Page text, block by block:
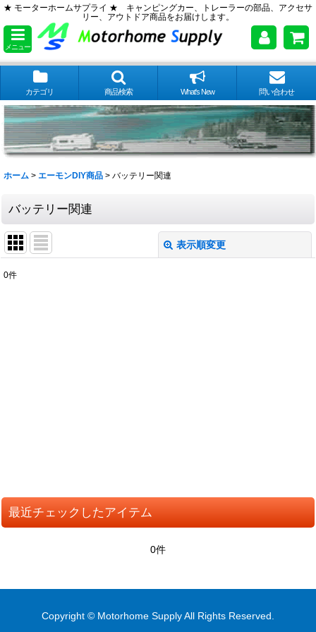
★ モーターホームサプライ ★ キャンピングカー、トレーラーの部品、アクセサ
リー、アウトドア商品をお届けします。
メニュー
カテゴリ 商品検索 What's New 問い合わせ
ホーム > エーモンDIY商品 > バッテリー関連
バッテリー関連
表示順変更
0件
最近チェックしたアイテム
0件
Copyright © Motorhome Supply All Rights Reserved.